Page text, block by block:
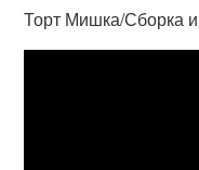
Торт Мишка/Сборка